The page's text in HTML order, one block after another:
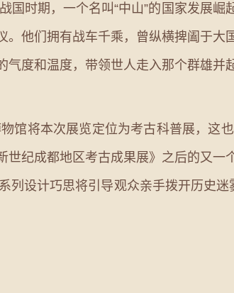
时期，一个名叫“中山”的国家发展崛
他们拥有战车千乘，曾纵横捭阖于大
气度和温度，带领世人走入那个群雄并
将本次展览定位为考古科普展，这
纪成都地区考古成果展》之后的又一
设计巧思将引导观众亲手拨开历史迷